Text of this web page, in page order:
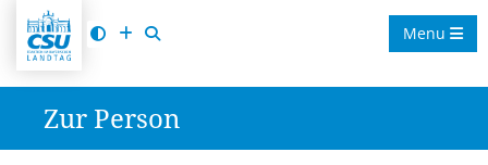
Menu
Zur Person